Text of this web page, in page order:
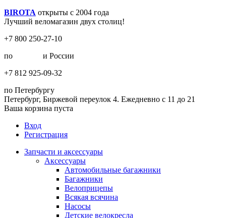
BIROTA открыты с 2004 года
Лучший веломагазин двух столиц!
+7 800 250-27-10
по
и России
+7 812 925-09-32
по Петербургу
Петербург, Биржевой переулок 4. Ежедневно с 11 до 21
Ваша корзина пуста
Вход
Регистрация
Запчасти и аксессуары
Аксессуары
Автомобильные багажники
Багажники
Велоприцепы
Всякая всячина
Насосы
Детские велокресла